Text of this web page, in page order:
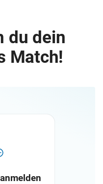
du dein
Match!